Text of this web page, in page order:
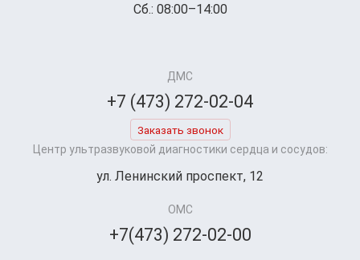
Сб.: 08:00–14:00
ДМС
+7 (473) 272-02-04
Заказать звонок
Центр ультразвуковой диагностики сердца и сосудов:
ул. Ленинский проспект, 12
ОМС
+7(473) 272-02-00